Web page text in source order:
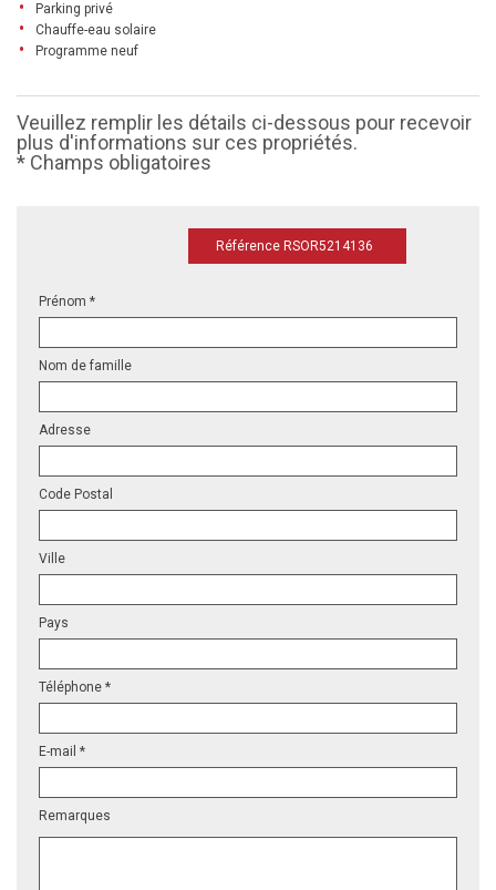
Parking privé
Chauffe-eau solaire
Programme neuf
Veuillez remplir les détails ci-dessous pour recevoir
plus d'informations sur ces propriétés.
* Champs obligatoires
Référence RSOR5214136
Prénom *
Nom de famille
Adresse
Code Postal
Ville
Pays
Téléphone *
E-mail *
Remarques